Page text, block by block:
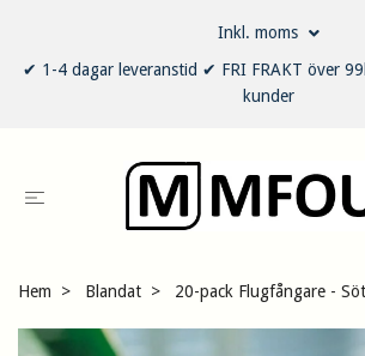
Inkl. moms
✔ 1-4 dagar leveranstid ✔ FRI FRAKT över
kunder
Hem Blandat 20-pack Flugfångare -